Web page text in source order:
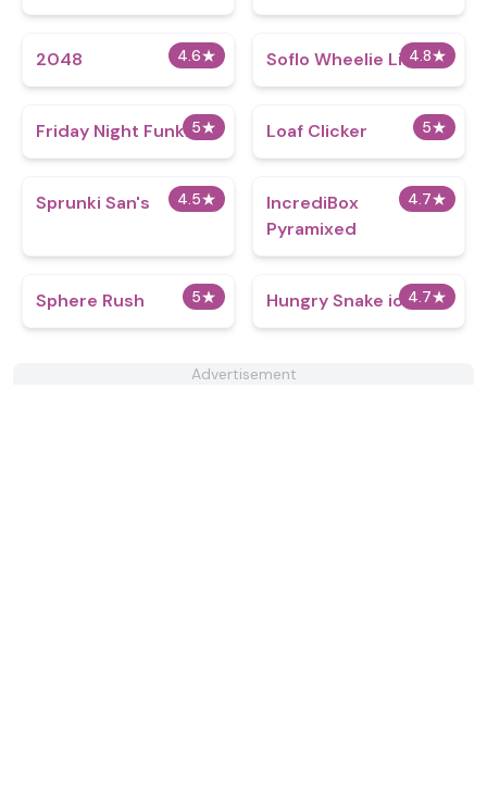
4.6★
2048 4.8★
Soflo Wheelie Life
5★
Friday Night Funkin 5★
Loaf Clicker
4.5★
Sprunki San's 4.7★
IncrediBox
Pyramixed
5★
Sphere Rush 4.7★
Hungry Snake io
Advertisement